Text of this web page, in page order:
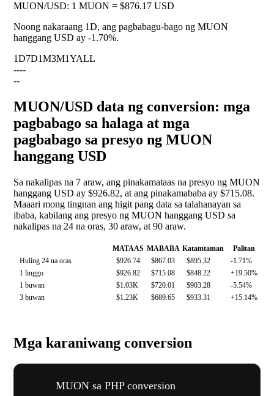
MUON/USD: 1 MUON = $876.17 USD
Noong nakaraang 1D, ang pagbabagu-bago ng MUON
hanggang USD ay -1.70%.
1D7D1M3M1YALL
----
--
MUON/USD data ng conversion: mga
pagbabago sa halaga at mga
pagbabago sa presyo ng MUON
hanggang USD
Sa nakalipas na 7 araw, ang pinakamataas na presyo ng MUON
hanggang USD ay $926.82, at ang pinakamababa ay $715.08.
Maaari mong tingnan ang higit pang data sa talahanayan sa
ibaba, kabilang ang presyo ng MUON hanggang USD sa
nakalipas na 24 na oras, 30 araw, at 90 araw.
MATAAS MABABA Katamtaman
Palitan
Huling 24 na oras
$926.74 $867.03 $895.32
-1.71%
1 linggo
$926.82 $715.08 $848.22
+19.50%
1 buwan
$1.03K $720.01 $903.28
-5.54%
3 buwan
$1.23K $689.65 $933.31 +15.14%
Mga karaniwang conversion
MUON sa PHP conversion